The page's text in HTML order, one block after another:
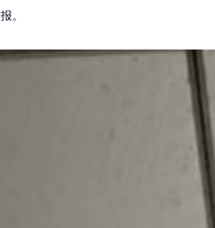
。